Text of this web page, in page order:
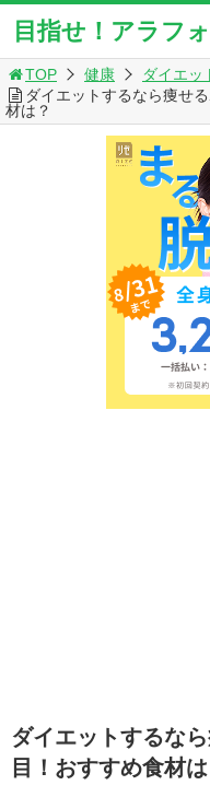
目指せ！アラフ
TOP 健康
ダイエッ
ダイエットするなら痩せ
材は？
ダイエットするな
目！おすすめ食材は